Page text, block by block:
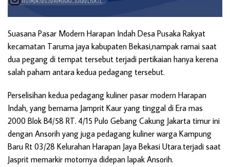
Suasana Pasar Modern Harapan Indah Desa Pusaka Rakyat
kecamatan Taruma jaya kabupaten Bekasi,nampak ramai saat
dua pegang di tempat tersebut terjadi pertikaian hanya kerena
salah paham antara kedua pedagang tersebut.
Perselisihan kedua pedagang kuliner pasar modern Harapan
Indah, yang bernama Jamprit Kaur yang tinggal di Era mas
2000 Blok B4/58 RT. 4/15 Pulo Gebang Cakung Jakarta timur ini
dengan Ansorih yang juga pedagang kuliner warga Kampung
Baru Rt 03/28 Kelurahan Harapan Jaya Bekasi Utara.terjadi saat
Jasprit memarkir motornya didepan lapak Ansorih.